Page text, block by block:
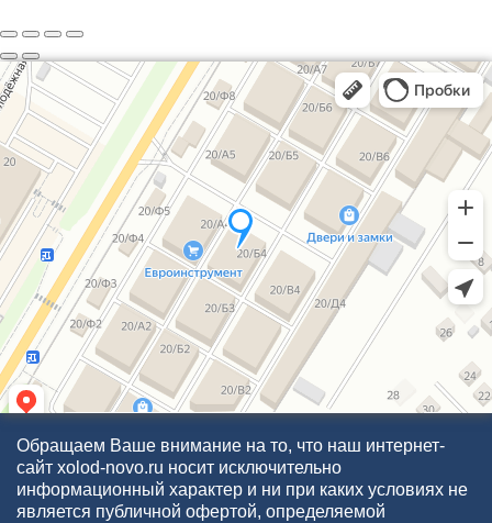
Обращаем Ваше внимание на то, что наш интернет-
сайт xolod-novo.ru носит исключительно
информационный характер и ни при каких условиях не
является публичной офертой, определяемой